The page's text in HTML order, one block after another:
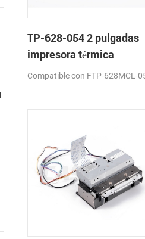
TP-628-054 2 pulgadas
impresora térmica
mecanismo de
Compatible con FTP-628MCL-